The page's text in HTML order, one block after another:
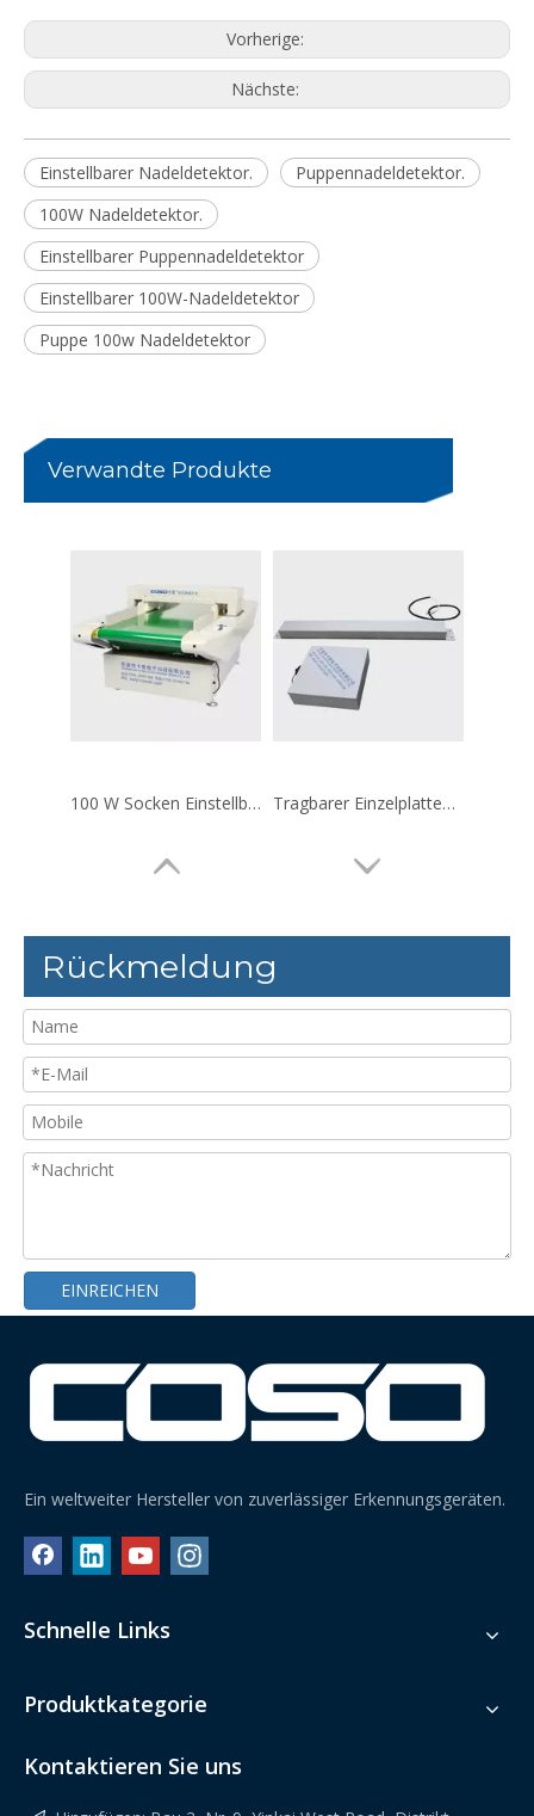
Vorherige:
Nächste:
Einstellbarer Nadeldetektor.
Puppennadeldetektor.
100W Nadeldetektor.
Einstellbarer Puppennadeldetektor
Einstellbarer 100W-Nadeldetektor
Puppe 100w Nadeldetektor
Verwandte Produkte
Non-Woven Fabrics Non Power Needle Detector Wide Convey Dauerhafter Nadeldetektor für Matratzen mit Alarmleuchten
100 W Socken Einstellbarer Nadeldetektor Tragbarer Einzelplatten-Stoffnadeldetektor
Lederstallnadeldetektor breit vermitteln 100 -W -Stoffvereinbarungsnadeldetektor
220-V-Kleidungs-Anti-Interferenz-Nadeldetektor 50-Hz-Textil-Stallnadeldetektor
Rückmeldung
EINREICHEN
Ein weltweiter Hersteller von zuverlässiger Erkennungsgeräten.
Schnelle Links
Produktkategorie
Kontaktieren Sie uns